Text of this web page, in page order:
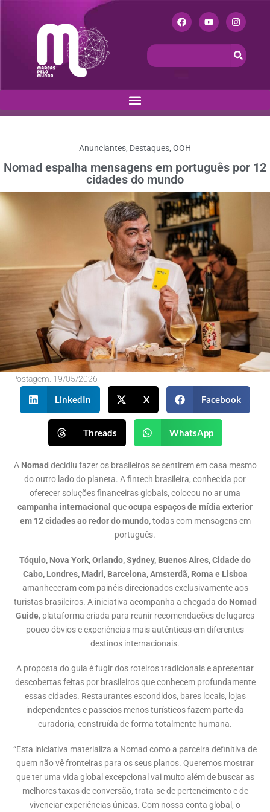
Anunciantes, Destaques, OOH
Nomad espalha mensagens em português por 12
cidades do mundo
Postagem: 19/05/2026
LinkedIn X Facebook
Threads WhatsApp
ANomad decidiu fazer os brasileiros se sentirem em casa mesmo
do outro lado do planeta. A fintech brasileira, conhecida por
oferecer soluções financeiras globais, colocou no ar uma
campanha internacional queocupa espaços de mídia exterior
em 12 cidades ao redor do mundo,todas com mensagens em
português.
Tóquio, Nova York, Orlando, Sydney, Buenos Aires, Cidade do
Cabo, Londres, Madri, Barcelona, Amsterdã, Roma e Lisboa
amanheceram com painéis direcionados exclusivamente aos
turistas brasileiros. A iniciativa acompanha a chegada do Nomad
Guide, plataforma criada para reunir recomendações de lugares
pouco óbvios e experiências mais autênticas em diferentes
destinos internacionais.
A proposta do guia é fugir dos roteiros tradicionais e apresentar
descobertas feitas por brasileiros que conhecem profundamente
essas cidades. Restaurantes escondidos, bares locais, lojas
independentes e passeios menos turísticos fazem parte da
curadoria, construída de forma totalmente humana.
“Esta iniciativa materializa a Nomad como a parceira definitiva de
quem não vê fronteiras para os seus planos. Queremos mostrar
que ter uma vida global excepcional vai muito além de buscar as
melhores taxas de conversão, trata-se de pertencimento e de
vivenciar experiências únicas. Com nossa conta global, o